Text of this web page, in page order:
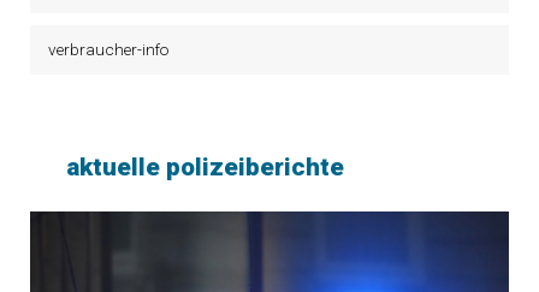
verbraucher-info
aktuelle polizeiberichte